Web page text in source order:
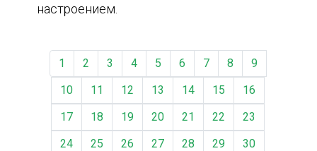
настроением.
1 2 3 4 5 6 7 8
9
10
11 12 13 14 15
16
17
18 19 20 21 22
23
24
25 26 27 28 29
30